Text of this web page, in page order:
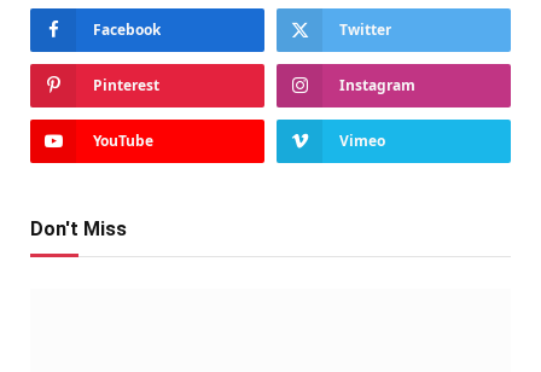
Facebook Twitter
Pinterest Instagram
YouTube Vimeo
Don't Miss